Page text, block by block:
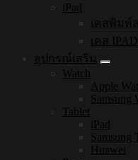
iPad
เคสพิมพ์
เคส
อุปกรณ์เสริม
Watch
Apple
Samsung
Tablet
iPad
Samsung
Huawei